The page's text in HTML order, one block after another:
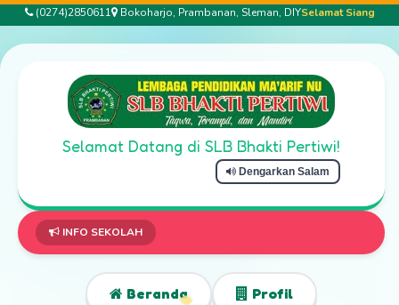
(0274)2850611 Bokoharjo, Prambanan, Sleman, DIYSelamat Siang
Selamat Datang di SLB Bhakti Pertiwi!
Dengarkan Salam
INFO SEKOLAH Selamat
Beranda Profil